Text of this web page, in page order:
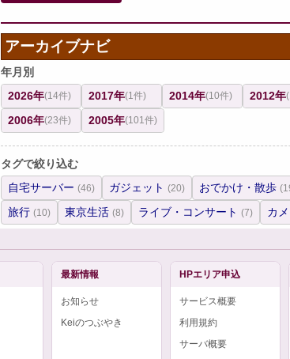
アーカイブナビ
年月別
2026年(14件) 2017年(1件) 2014年(10件) 2012年
2006年(23件) 2005年(101件)
タグで絞り込む
自宅サーバー (46) ガジェット (20) おでかけ・散歩
旅行 (10) 東京生活 (8) ライブ・コンサート (7) カ
最新情報
お知らせ
Keiのつぶやき
HPエリア申込
サービス概要
利用規約
サーバ概要